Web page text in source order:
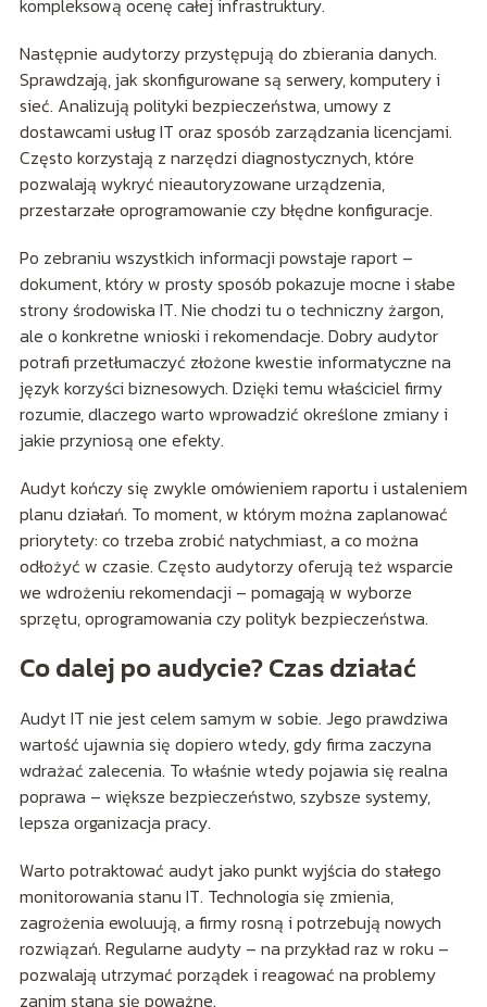
kompleksową ocenę całej infrastruktury.
Następnie audytorzy przystępują do zbierania danych.
Sprawdzają, jak skonfigurowane są serwery, komputery i
sieć. Analizują polityki bezpieczeństwa, umowy z
dostawcami usług IT oraz sposób zarządzania licencjami.
Często korzystają z narzędzi diagnostycznych, które
pozwalają wykryć nieautoryzowane urządzenia,
przestarzałe oprogramowanie czy błędne konfiguracje.
Po zebraniu wszystkich informacji powstaje raport –
dokument, który w prosty sposób pokazuje mocne i słabe
strony środowiska IT. Nie chodzi tu o techniczny żargon,
ale o konkretne wnioski i rekomendacje. Dobry audytor
potrafi przetłumaczyć złożone kwestie informatyczne na
język korzyści biznesowych. Dzięki temu właściciel firmy
rozumie, dlaczego warto wprowadzić określone zmiany i
jakie przyniosą one efekty.
Audyt kończy się zwykle omówieniem raportu i ustaleniem
planu działań. To moment, w którym można zaplanować
priorytety: co trzeba zrobić natychmiast, a co można
odłożyć w czasie. Często audytorzy oferują też wsparcie
we wdrożeniu rekomendacji – pomagają w wyborze
sprzętu, oprogramowania czy polityk bezpieczeństwa.
Co dalej po audycie? Czas działać
Audyt IT nie jest celem samym w sobie. Jego prawdziwa
wartość ujawnia się dopiero wtedy, gdy firma zaczyna
wdrażać zalecenia. To właśnie wtedy pojawia się realna
poprawa – większe bezpieczeństwo, szybsze systemy,
lepsza organizacja pracy.
Warto potraktować audyt jako punkt wyjścia do stałego
monitorowania stanu IT. Technologia się zmienia,
zagrożenia ewoluują, a firmy rosną i potrzebują nowych
rozwiązań. Regularne audyty – na przykład raz w roku –
pozwalają utrzymać porządek i reagować na problemy
zanim staną się poważne.